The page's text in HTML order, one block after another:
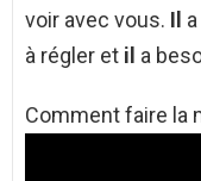
voir avec vous. Il
à régler et il a
Comment faire la